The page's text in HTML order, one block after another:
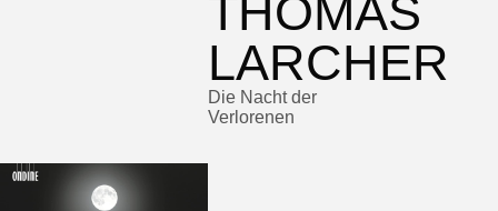
THOMAS
LARCHER
Die Nacht der
Verlorenen